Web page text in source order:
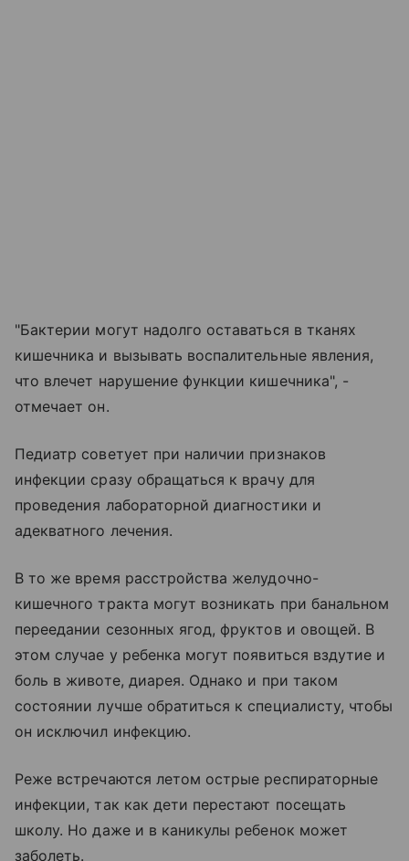
"Бактерии могут надолго оставаться в тканях
кишечника и вызывать воспалительные явления,
что влечет нарушение функции кишечника", -
отмечает он.
Педиатр советует при наличии признаков
инфекции сразу обращаться к врачу для
проведения лабораторной диагностики и
адекватного лечения.
В то же время расстройства желудочно-
кишечного тракта могут возникать при банальном
переедании сезонных ягод, фруктов и овощей. В
этом случае у ребенка могут появиться вздутие и
боль в животе, диарея. Однако и при таком
состоянии лучше обратиться к специалисту, чтобы
он исключил инфекцию.
Реже встречаются летом острые респираторные
инфекции, так как дети перестают посещать
школу. Но даже и в каникулы ребенок может
заболеть.